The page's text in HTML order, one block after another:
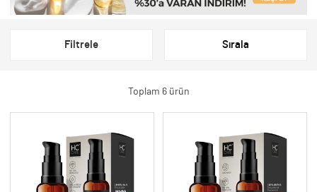
Filtrele Sırala
Toplam 6 ürün